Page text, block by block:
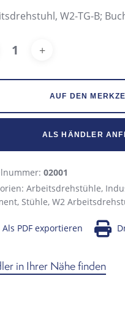
W2-TG-B;
AUF DEN
ALS HÄNDLER
02001
Arbeitsdrehstühle,
,Stühle,W2
Als PDF exportieren
in Ihrer Nähe finden